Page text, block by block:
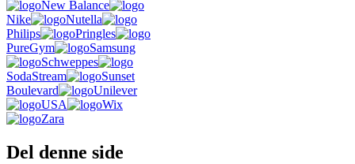
New Balance
Nike
Nutella
Philips
Pringles
PureGym
Samsung
Schweppes
SodaStream
Sunset
Boulevard
Unilever
USA
Wix
Zara
Del denne side